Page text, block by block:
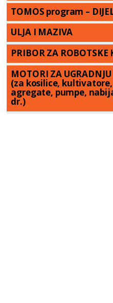
TOMOS program –
ULJA I MAZIVA
PRIBOR ZA ROBOTSKE
MOTORI ZA UGRADNJU
(za kosilice, kultivatore,
agregate, pumpe,
dr.)